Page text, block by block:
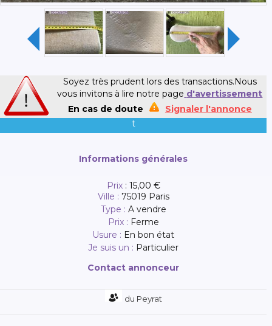
Soyez très prudent lors des transactions.Nous
vous invitons à lire notre page d'avertissement
En cas de doute
Signaler l'annonce
t
Informations générales
Prix: 15,00 €
Ville : 75019 Paris
Type : A vendre
Prix : Ferme
Usure : En bon état
Je suis un : Particulier
Contact annonceur
du Peyrat